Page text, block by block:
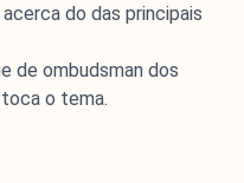
(MNDE) é um
sobre as novas
no debate
do das principais
de ombudsman dos
o tema.